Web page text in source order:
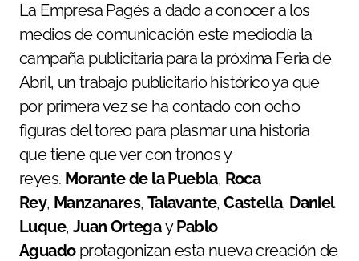
La Empresa Pagés a dado a conocer a los
medios de comunicación este mediodía la
campaña publicitaria para la próxima Feria de
Abril, un trabajo publicitario histórico ya que
por primera vez se ha contado con ocho
figuras del toreo para plasmar una historia
que tiene que ver con tronos y
reyes. Morante de la Puebla, Roca
Rey, Manzanares, Talavante,Castella, Daniel
Luque, Juan OrtegayPablo
Aguadoprotagonizan esta nueva creación de